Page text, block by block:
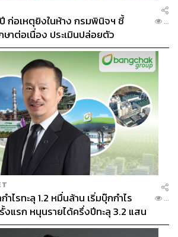
เผยข้อมูลที่น่าสนใจพบว่า กว่า
57%
ห้โควิดจะจบหรือไม่จบ ทุกคนก็พร้อม
ป็นสัญญาณที่ดีว่าแนวโน้มการจับจ่ายจะ
ขึ้น คนจะมองหาเรื่องความมั่นคงด้าน
ดสินใจซื้อ เรื่องราคายังเป็นปัจจัยหลัก
รคำนึงเรื่องของความสะอาด ความ
เครื่องใช้ที่เกี่ยวข้องกับสุขภาพ”
ว่าพฤติกรรมของนักช้อปไทยที่น่าศึกษา
งสินค้าที่ตั้งใจจะซื้ออยู่แล้ว2.ค้นหาไป
นใจก็ซื้อ3. ซื้อสินค้าตามอารมณ์ และ
ชตก่อนซื้อ เพราะเขาต้องการข้อมูล
เช็กคุณภาพ ในฐานะร้านค้าทุกครั้งที่มี
ก่อเหตุยิงในห้าง กรมพินิจฯ ชี้
าต่อเนื่อง ประเมินปล่อยตัว
...
ไรทะลุ 1.2 หมื่นล้าน เริ่มบุ๊กกำไร
งแรก หนุนรายได้ครึ่งปีทะลุ 3.2 แสน
...